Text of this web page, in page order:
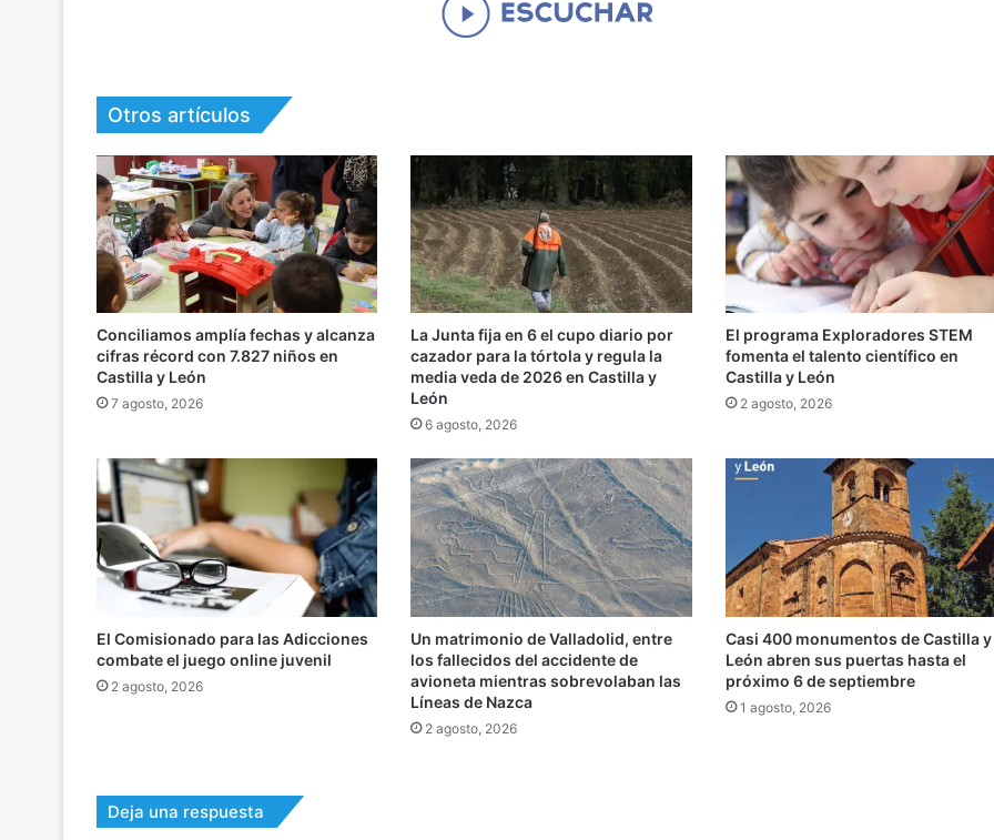
Otros artículos
Conciliamos amplía fechas y alcanza
cifras récord con 7.827 niños en
Castilla y León
7 agosto, 2026
La Junta fija en 6 el cupo diario por
cazador para la tórtola y regula la
media veda de 2026 en Castilla y
León
6 agosto, 2026
El programa Exploradores STEM
fomenta el talento científico en
Castilla y León
2 agosto, 2026
El Comisionado para las Adicciones
combate el juego online juvenil
2 agosto, 2026
Un matrimonio de Valladolid, entre
los fallecidos del accidente de
avioneta mientras sobrevolaban las
Líneas de Nazca
2 agosto, 2026
Casi 400 monumentos de Castilla y
León abren sus puertas hasta el
próximo 6 de septiembre
1 agosto, 2026
Deja una respuesta